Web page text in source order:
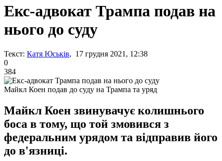
Екс-адвокат Трампа подав на
нього до суду
Текст: Катя Юськів, 17 грудня 2021, 12:38
0
384
Майкл Коен подав до суду на Трампа та уряд
Майкл Коен звинувачує колишнього
боса в тому, що той змовився з
федеральним урядом та відправив його
до в'язниці.